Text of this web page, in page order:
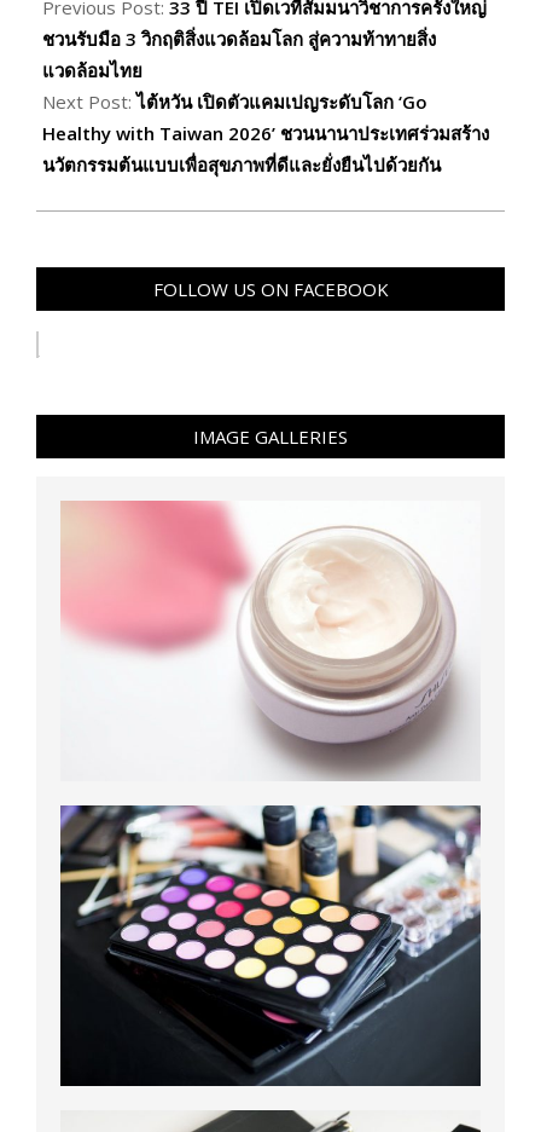
06-
08
Previous Post: 33 ปี TEI เปิดเวทีสัมมนาวิชาการครั้งใหญ่
ชวนรับมือ 3 วิกฤติสิ่งแวดล้อมโลก สู่ความท้าทายสิ่ง
แวดล้อมไทย
Next Post:ไต้หวัน เปิดตัวแคมเปญระดับโลก ‘Go
Healthy with Taiwan 2026’ ชวนนานาประเทศร่วมสร้าง
นวัตกรรมต้นแบบเพื่อสุขภาพที่ดีและยั่งยืนไปด้วยกัน
FOLLOW US ON FACEBOOK
IMAGE GALLERIES